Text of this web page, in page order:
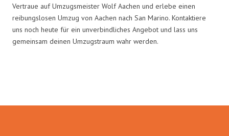
Vertraue auf Umzugsmeister Wolf Aachen und erlebe einen
reibungslosen Umzug von Aachen nach San Marino. Kontaktiere
uns noch heute für ein unverbindliches Angebot und lass uns
gemeinsam deinen Umzugstraum wahr werden.